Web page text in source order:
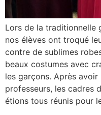
Lors de la traditionnelle
nos élèves ont troqué
contre de sublimes
beaux costumes avec
les garçons. Après avoir
professeurs, les cadres
étions tous réunis pour